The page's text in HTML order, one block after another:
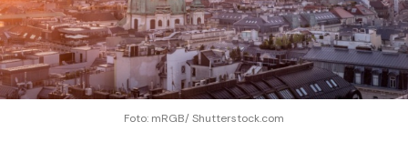
Foto: mRGB/ Shutterstock.com